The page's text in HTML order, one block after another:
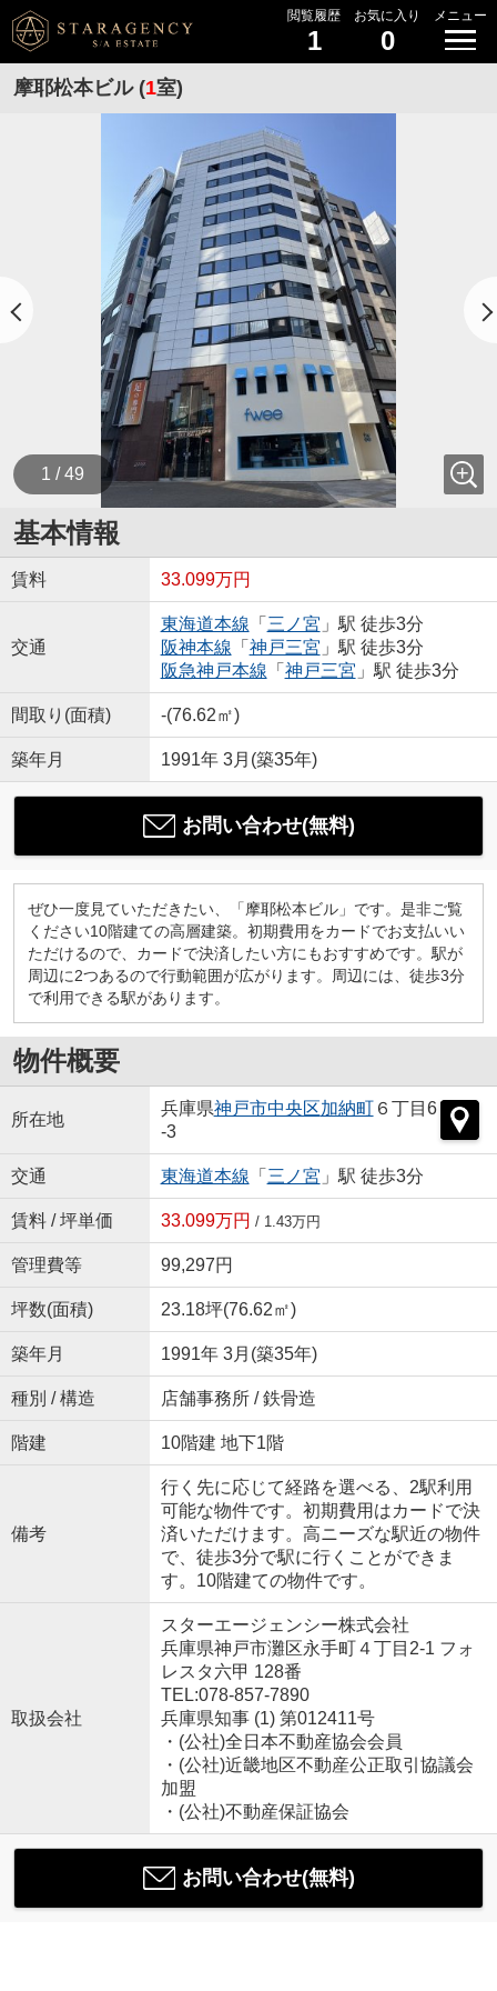
閲覧履歴
1
お気に入り
0
メニュー
摩耶松本ビル (1室)
1 / 49
基本情報
賃料 33.099万円
交通
東海道本線 「 三ノ宮 」駅 徒歩3分
阪神本線 「 神戸三宮 」駅 徒歩3分
阪急神戸本線 「 神戸三宮 」駅 徒歩3分
間取り(面積) -(76.62㎡)
築年月 1991年 3月(築35年)
お問い合わせ(無料)
ぜひ一度見ていただきたい、「摩耶松本ビル」です。是非ご覧
ください10階建ての高層建築。初期費用をカードでお支払いい
ただけるので、カードで決済したい方にもおすすめです。駅が
周辺に2つあるので行動範囲が広がります。周辺には、徒歩3分
で利用できる駅があります。
物件概要
所在地
兵庫県神戸市中央区加納町６丁目6
-3
交通 東海道本線 「 三ノ宮 」駅 徒歩3分
賃料 / 坪単価 33.099万円 / 1.43万円
管理費等 99,297円
坪数(面積) 23.18坪(76.62㎡)
築年月 1991年 3月(築35年)
種別 / 構造 店舗事務所 / 鉄骨造
階建 10階建 地下1階
備考
行く先に応じて経路を選べる、2駅利用
可能な物件です。初期費用はカードで決
済いただけます。高ニーズな駅近の物件
で、徒歩3分で駅に行くことができま
す。10階建ての物件です。
取扱会社
スターエージェンシー株式会社
兵庫県神戸市灘区永手町４丁目2-1 フォ
レスタ六甲 128番
TEL:078-857-7890
兵庫県知事 (1) 第012411号
・(公社)全日本不動産協会会員
・(公社)近畿地区不動産公正取引協議会
加盟
・(公社)不動産保証協会
お問い合わせ(無料)